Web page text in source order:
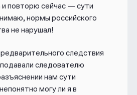
и повторю сейчас — сути
нормы российского
не нарушал!
следствия
следователю
нам сути
могу ли я в